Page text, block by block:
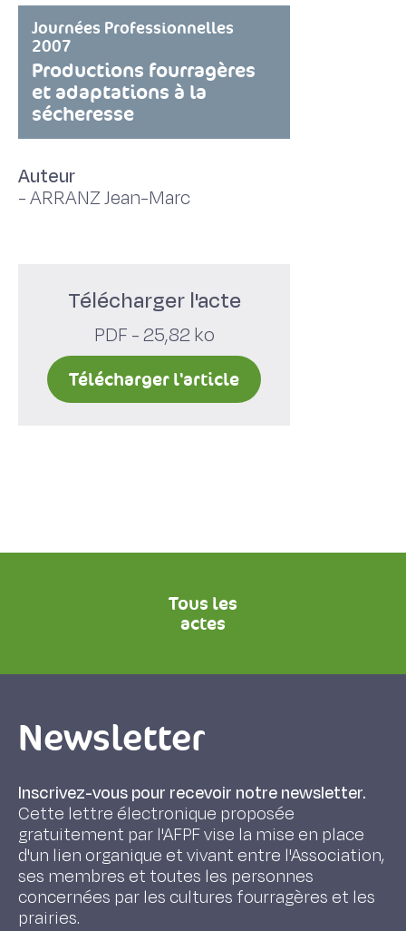
Journées Professionnelles
2007
Productions fourragères
et adaptations à la
sécheresse
Auteur
-ARRANZ Jean-Marc
Télécharger l'acte
PDF - 25,82 ko
Télécharger l'article
Tous les
actes
Newsletter
Inscrivez-vous pour recevoir notre newsletter.
Cette lettre électronique proposée
gratuitement par l'AFPF vise la mise en place
d'un lien organique et vivant entre l'Association,
ses membres et toutes les personnes
concernées par les cultures fourragères et les
prairies.